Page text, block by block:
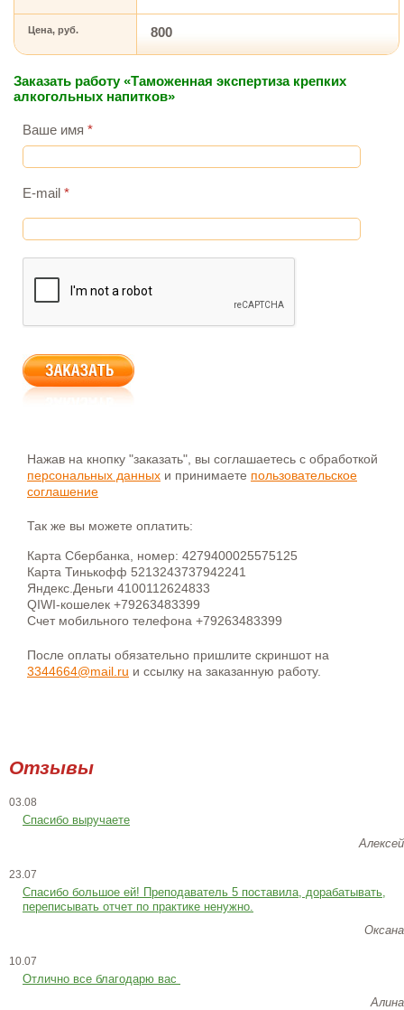
Цена, руб. 800
Заказать работу «Таможенная экспертиза крепких
алкогольных напитков»
Ваше имя *
E-mail *
Нажав на кнопку "заказать", вы соглашаетесь с обработкой
персональных данных и принимаете пользовательское
соглашение
Так же вы можете оплатить:
Карта Сбербанка, номер: 4279400025575125
Карта Тинькофф 5213243737942241
Яндекс.Деньги 4100112624833
QIWI-кошелек +79263483399
Счет мобильного телефона +79263483399
После оплаты обязательно пришлите скриншот на
3344664@mail.ru и ссылку на заказанную работу.
Отзывы
03.08
Спасибо выручаете
Алексей
23.07
Cпасибо большое ей! Преподаватель 5 поставила, дорабатывать,
переписывать отчет по практике ненужно.
Оксана
10.07
Отлично все благодарю вас
Алина